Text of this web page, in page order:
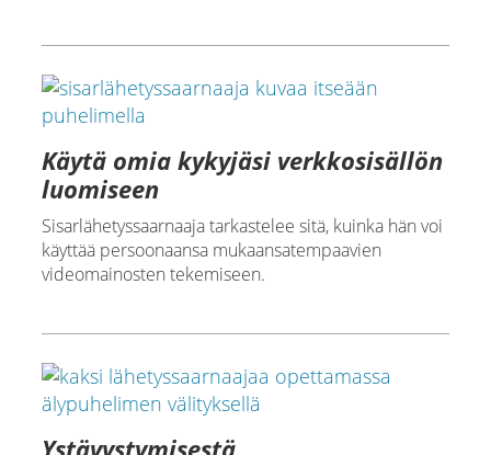
Käytä omia kykyjäsi verkkosisällön
luomiseen
Sisarlähetyssaarnaaja tarkastelee sitä, kuinka hän voi
käyttää persoonaansa mukaansatempaavien
videomainosten tekemiseen.